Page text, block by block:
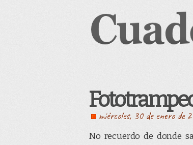
miércoles, 30 de enero de
No recuerdo de donde